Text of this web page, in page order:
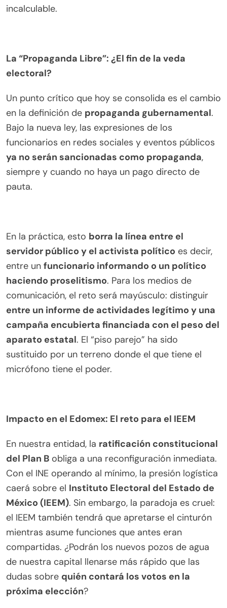
incalculable.
La “Propaganda Libre”: ¿El fin de la veda
electoral?
Un punto crítico que hoy se consolida es el cambio
en la definición de propaganda gubernamental.
Bajo la nueva ley, las expresiones de los
funcionarios en redes sociales y eventos públicos
ya no serán sancionadas como propaganda,
siempre y cuando no haya un pago directo de
pauta.
En la práctica, esto borra la línea entre el
servidor público y el activista político es decir,
entre un funcionario informando o un político
haciendo proselitismo. Para los medios de
comunicación, el reto será mayúsculo: distinguir
entre un informe de actividades legítimo y una
campaña encubierta financiada con el peso del
aparato estatal. El “piso parejo” ha sido
sustituido por un terreno donde el que tiene el
micrófono tiene el poder.
Impacto en el Edomex: El reto para el IEEM
En nuestra entidad, la ratificación constitucional
del Plan B obliga a una reconfiguración inmediata.
Con el INE operando al mínimo, la presión logística
caerá sobre el Instituto Electoral del Estado de
México (IEEM). Sin embargo, la paradoja es cruel:
el IEEM también tendrá que apretarse el cinturón
mientras asume funciones que antes eran
compartidas. ¿Podrán los nuevos pozos de agua
de nuestra capital llenarse más rápido que las
dudas sobre quién contará los votos en la
próxima elección?